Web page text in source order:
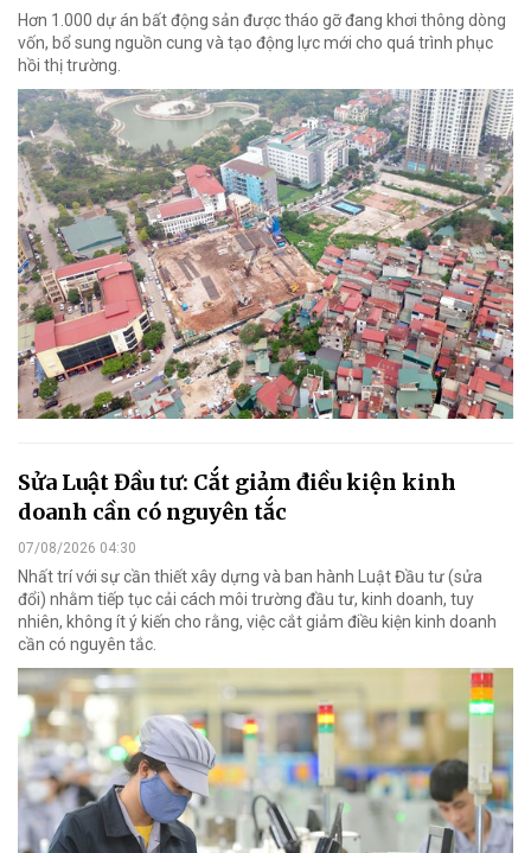
Hơn 1.000 dự án bất động sản được tháo gỡ đang khơi thông dòng
vốn, bổ sung nguồn cung và tạo động lực mới cho quá trình phục
hồi thị trường.
Sửa Luật Đầu tư: Cắt giảm điều kiện kinh
doanh cần có nguyên tắc
07/08/2026 04:30
Nhất trí với sự cần thiết xây dựng và ban hành Luật Đầu tư (sửa
đổi) nhằm tiếp tục cải cách môi trường đầu tư, kinh doanh, tuy
nhiên, không ít ý kiến cho rằng, việc cắt giảm điều kiện kinh doanh
cần có nguyên tắc.